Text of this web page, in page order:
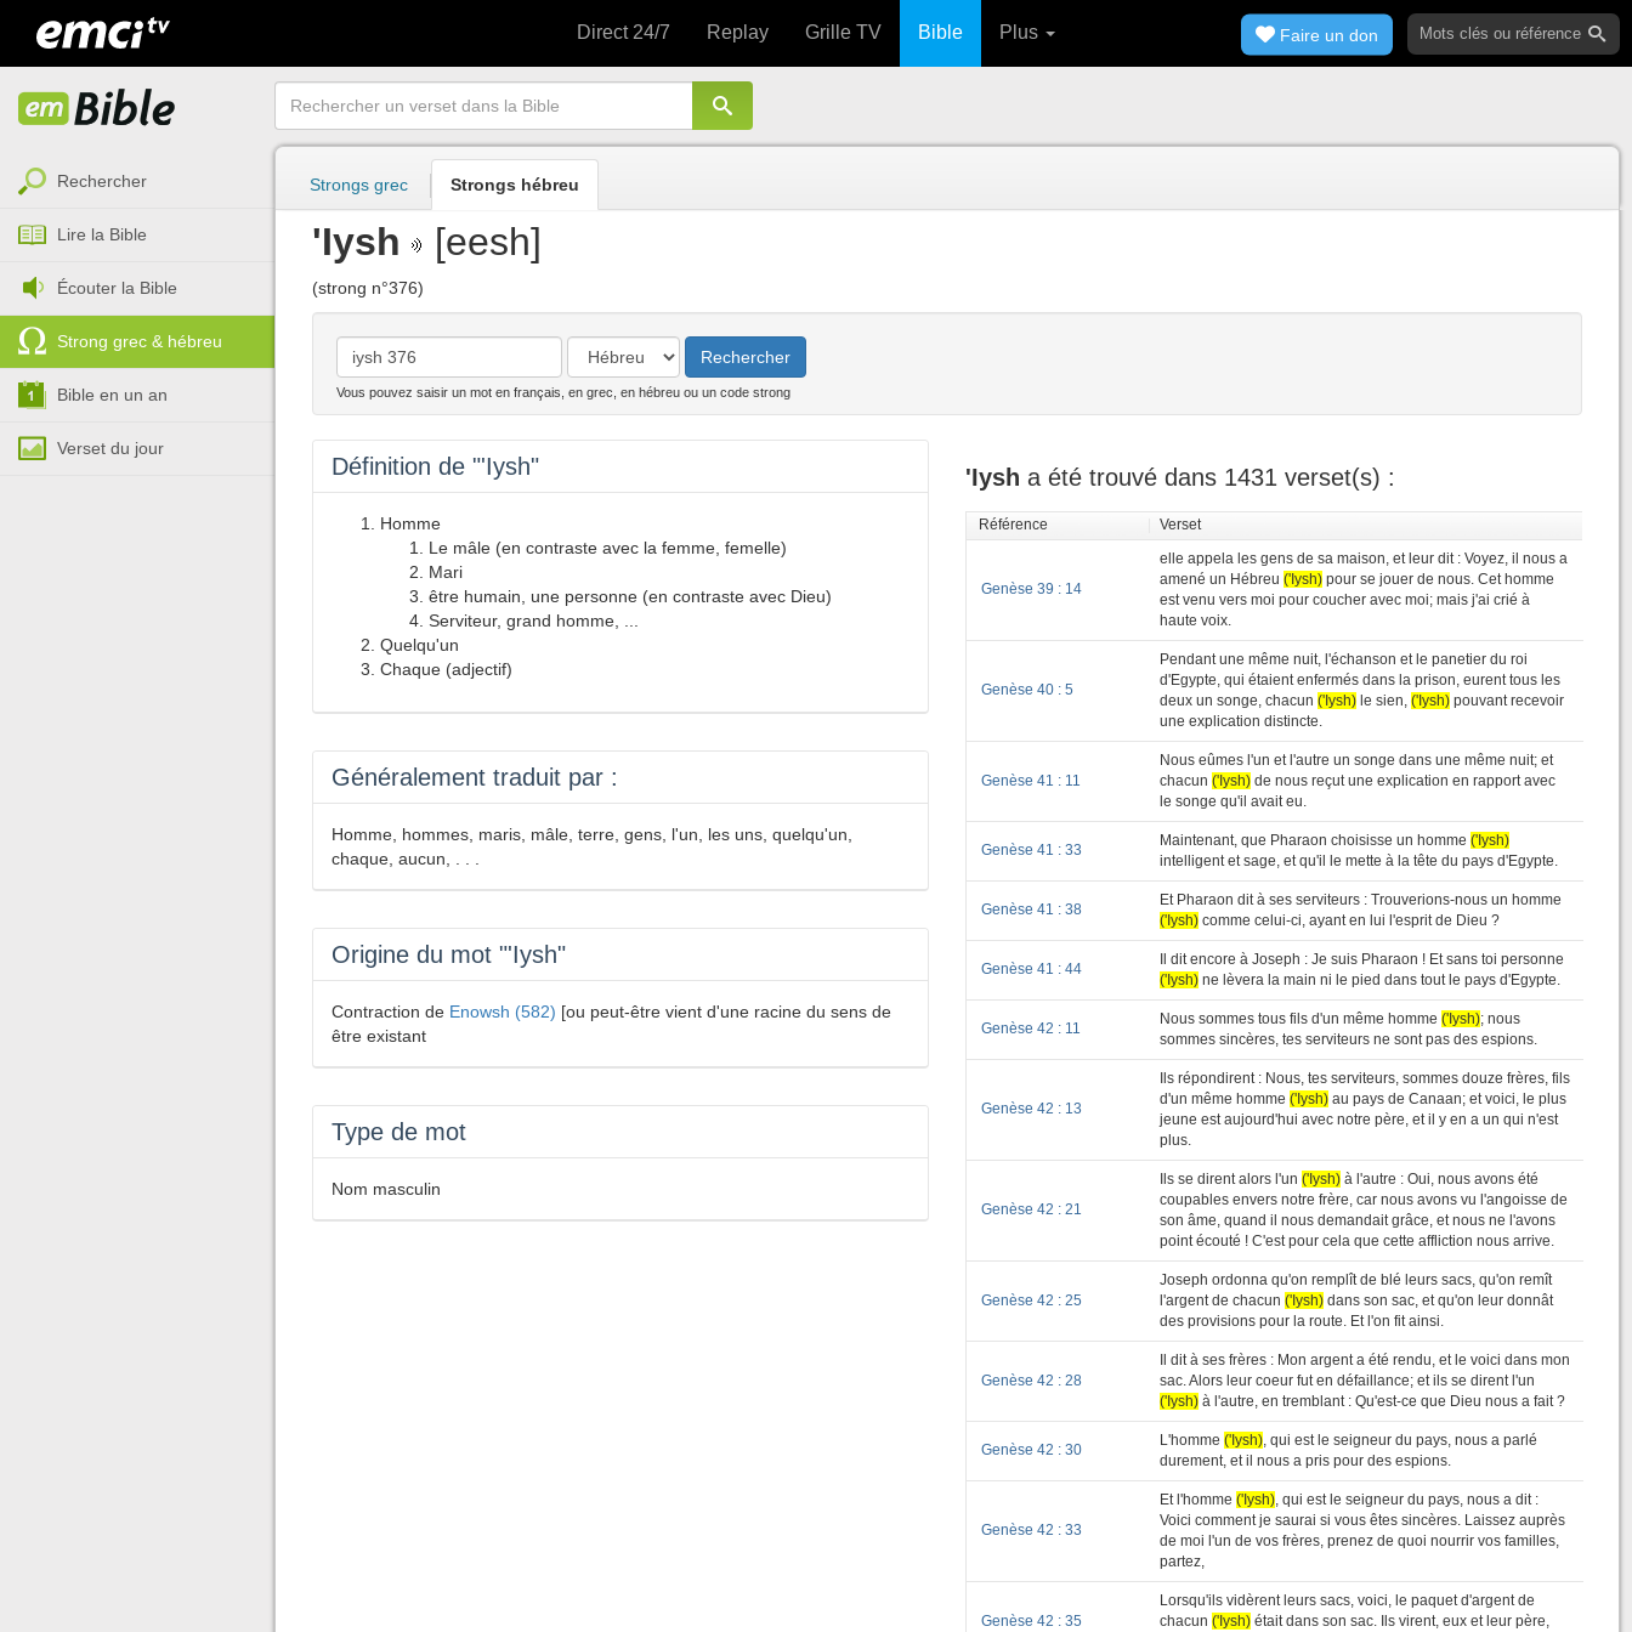
Direct 24/7 Replay Grille TV Bible Plus Faire un don
Rechercher
Lire la Bible
Écouter la Bible
Strong grec & hébreu
Bible en un an
Verset du jour
Strongs grec Strongs hébreu
'Iysh [eesh]
(strong n°376)
Rechercher
Vous pouvez saisir un mot en français, en grec, en hébreu ou un code strong
Définition de "'Iysh"
Homme
Le mâle (en contraste avec la femme, femelle)
Mari
être humain, une personne (en contraste avec Dieu)
Serviteur, grand homme, ...
Quelqu'un
Chaque (adjectif)
Généralement traduit par :
Homme, hommes, maris, mâle, terre, gens, l'un, les uns, quelqu'un,
chaque, aucun, . . .
Origine du mot "'Iysh"
Contraction de Enowsh (582) [ou peut-être vient d'une racine du sens de
être existant
Type de mot
Nom masculin
'Iysh a été trouvé dans 1431 verset(s) :
Référence Verset
Genèse 39 : 14
elle appela les gens de sa maison, et leur dit : Voyez, il nous a
amené un Hébreu ('Iysh) pour se jouer de nous. Cet homme
est venu vers moi pour coucher avec moi; mais j'ai crié à
haute voix.
Genèse 40 : 5
Pendant une même nuit, l'échanson et le panetier du roi
d'Egypte, qui étaient enfermés dans la prison, eurent tous les
deux un songe, chacun ('Iysh) le sien, ('Iysh) pouvant recevoir
une explication distincte.
Genèse 41 : 11
Nous eûmes l'un et l'autre un songe dans une même nuit; et
chacun ('Iysh) de nous reçut une explication en rapport avec
le songe qu'il avait eu.
Genèse 41 : 33
Maintenant, que Pharaon choisisse un homme ('Iysh)
intelligent et sage, et qu'il le mette à la tête du pays d'Egypte.
Genèse 41 : 38
Et Pharaon dit à ses serviteurs : Trouverions-nous un homme
('Iysh) comme celui-ci, ayant en lui l'esprit de Dieu ?
Genèse 41 : 44
Il dit encore à Joseph : Je suis Pharaon ! Et sans toi personne
('Iysh) ne lèvera la main ni le pied dans tout le pays d'Egypte.
Genèse 42 : 11
Nous sommes tous fils d'un même homme ('Iysh); nous
sommes sincères, tes serviteurs ne sont pas des espions.
Genèse 42 : 13
Ils répondirent : Nous, tes serviteurs, sommes douze frères, fils
d'un même homme ('Iysh) au pays de Canaan; et voici, le plus
jeune est aujourd'hui avec notre père, et il y en a un qui n'est
plus.
Genèse 42 : 21
Ils se dirent alors l'un ('Iysh) à l'autre : Oui, nous avons été
coupables envers notre frère, car nous avons vu l'angoisse de
son âme, quand il nous demandait grâce, et nous ne l'avons
point écouté ! C'est pour cela que cette affliction nous arrive.
Genèse 42 : 25
Joseph ordonna qu'on remplît de blé leurs sacs, qu'on remît
l'argent de chacun ('Iysh) dans son sac, et qu'on leur donnât
des provisions pour la route. Et l'on fit ainsi.
Genèse 42 : 28
Il dit à ses frères : Mon argent a été rendu, et le voici dans mon
sac. Alors leur coeur fut en défaillance; et ils se dirent l'un
('Iysh) à l'autre, en tremblant : Qu'est-ce que Dieu nous a fait ?
Genèse 42 : 30
L'homme ('Iysh), qui est le seigneur du pays, nous a parlé
durement, et il nous a pris pour des espions.
Genèse 42 : 33
Et l'homme ('Iysh), qui est le seigneur du pays, nous a dit :
Voici comment je saurai si vous êtes sincères. Laissez auprès
de moi l'un de vos frères, prenez de quoi nourrir vos familles,
partez,
Genèse 42 : 35
Lorsqu'ils vidèrent leurs sacs, voici, le paquet d'argent de
chacun ('Iysh) était dans son sac. Ils virent, eux et leur père,